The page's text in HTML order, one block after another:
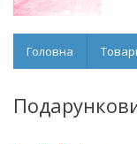
Головна